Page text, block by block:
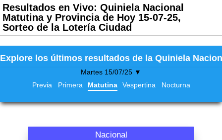
Resultados en Vivo: Quiniela Nacional
Matutina y Provincia de Hoy 15-07-25,
Sorteo de la Lotería Ciudad
Explore los últimos resultados de la Quiniela
Martes 15/07/25 ▼
Previa
Primera Matutina Vespertina Nocturna
Nacional